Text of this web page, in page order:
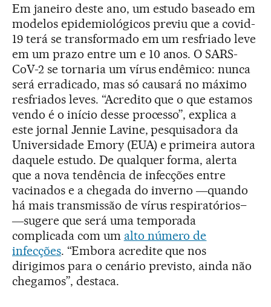
Em janeiro deste ano, um estudo baseado em
modelos epidemiológicos previu que a covid-
19 terá se transformado em um resfriado leve
em um prazo entre um e 10 anos. O SARS-
CoV-2 se tornaria um vírus endêmico: nunca
será erradicado, mas só causará no máximo
resfriados leves. “Acredito que o que estamos
vendo é o início desse processo”, explica a
este jornal Jennie Lavine, pesquisadora da
Universidade Emory (EUA) e primeira autora
daquele estudo. De qualquer forma, alerta
que a nova tendência de infecções entre
vacinados e a chegada do inverno ―quando
há mais transmissão de vírus respiratórios–
―sugere que será uma temporada
complicada com um alto número de
infecções. “Embora acredite que nos
dirigimos para o cenário previsto, ainda não
chegamos”, destaca.